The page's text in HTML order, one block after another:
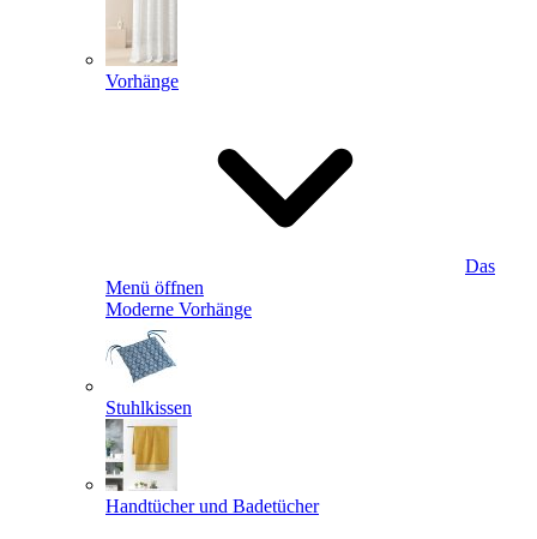
Vorhänge
Das
Menü öffnen
Moderne Vorhänge
Stuhlkissen
Handtücher und Badetücher